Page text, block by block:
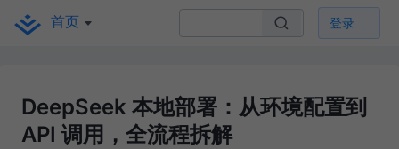
首页 登录
DeepSeek 本地部署：从环境配置到
API 调用，全流程拆解